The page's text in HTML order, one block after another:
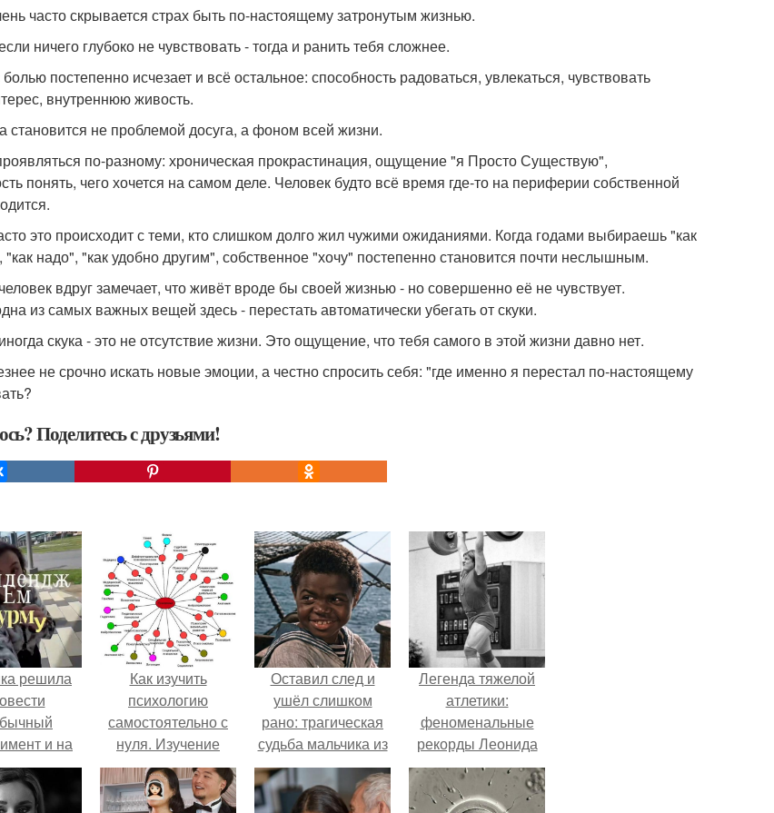
часто скрывается страх быть по-настоящему затронутым жизнью.
ничего глубоко не чувствовать - тогда и ранить тебя сложнее.
постепенно исчезает и всё остальное: способность радоваться, увлекаться, чувствовать
внутреннюю живость.
становится не проблемой досуга, а фоном всей жизни.
по-разному: хроническая прокрастинация, ощущение "я Просто Существую",
понять, чего хочется на самом деле. Человек будто всё время где-то на периферии собственной
это происходит с теми, кто слишком долго жил чужими ожиданиями. Когда годами выбираешь "как
надо", "как удобно другим", собственное "хочу" постепенно становится почти неслышным.
вдруг замечает, что живёт вроде бы своей жизнью - но совершенно её не чувствует.
из самых важных вещей здесь - перестать автоматически убегать от скуки.
скука - это не отсутствие жизни. Это ощущение, что тебя самого в этой жизни давно нет.
не срочно искать новые эмоции, а честно спросить себя: "где именно я перестал по-настоящему
Поделитесь с друзьями!
решила
и на
30
Как изучить
психологию
самостоятельно с
нуля. Изучение
психологии: основы
в книгах и база
Оставил след и
ушёл слишком
рано: трагическая
судьба мальчика из
фильма
"Максимка".
Легенда тяжелой
атлетики:
феноменальные
рекорды Леонида
Тараненко.